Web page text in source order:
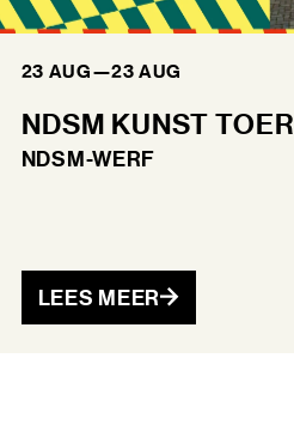
23 AUG—23 AUG
NDSM KUNST TOER
NDSM-WERF
LEES MEER